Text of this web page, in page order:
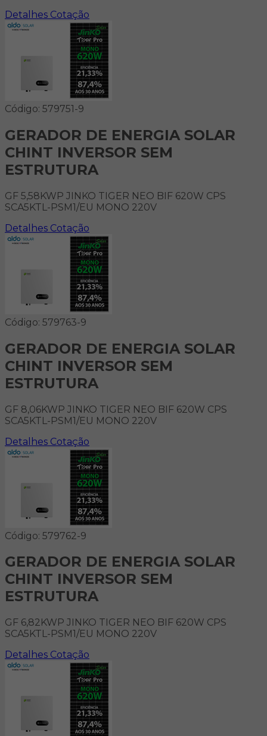
Detalhes Cotação
Código: 579751-9
GERADOR DE ENERGIA SOLAR
CHINT INVERSOR SEM
ESTRUTURA
GF 5,58KWP JINKO TIGER NEO BIF 620W CPS
SCA5KTL-PSM1/EU MONO 220V
Detalhes Cotação
Código: 579763-9
GERADOR DE ENERGIA SOLAR
CHINT INVERSOR SEM
ESTRUTURA
GF 8,06KWP JINKO TIGER NEO BIF 620W CPS
SCA5KTL-PSM1/EU MONO 220V
Detalhes Cotação
Código: 579762-9
GERADOR DE ENERGIA SOLAR
CHINT INVERSOR SEM
ESTRUTURA
GF 6,82KWP JINKO TIGER NEO BIF 620W CPS
SCA5KTL-PSM1/EU MONO 220V
Detalhes Cotação